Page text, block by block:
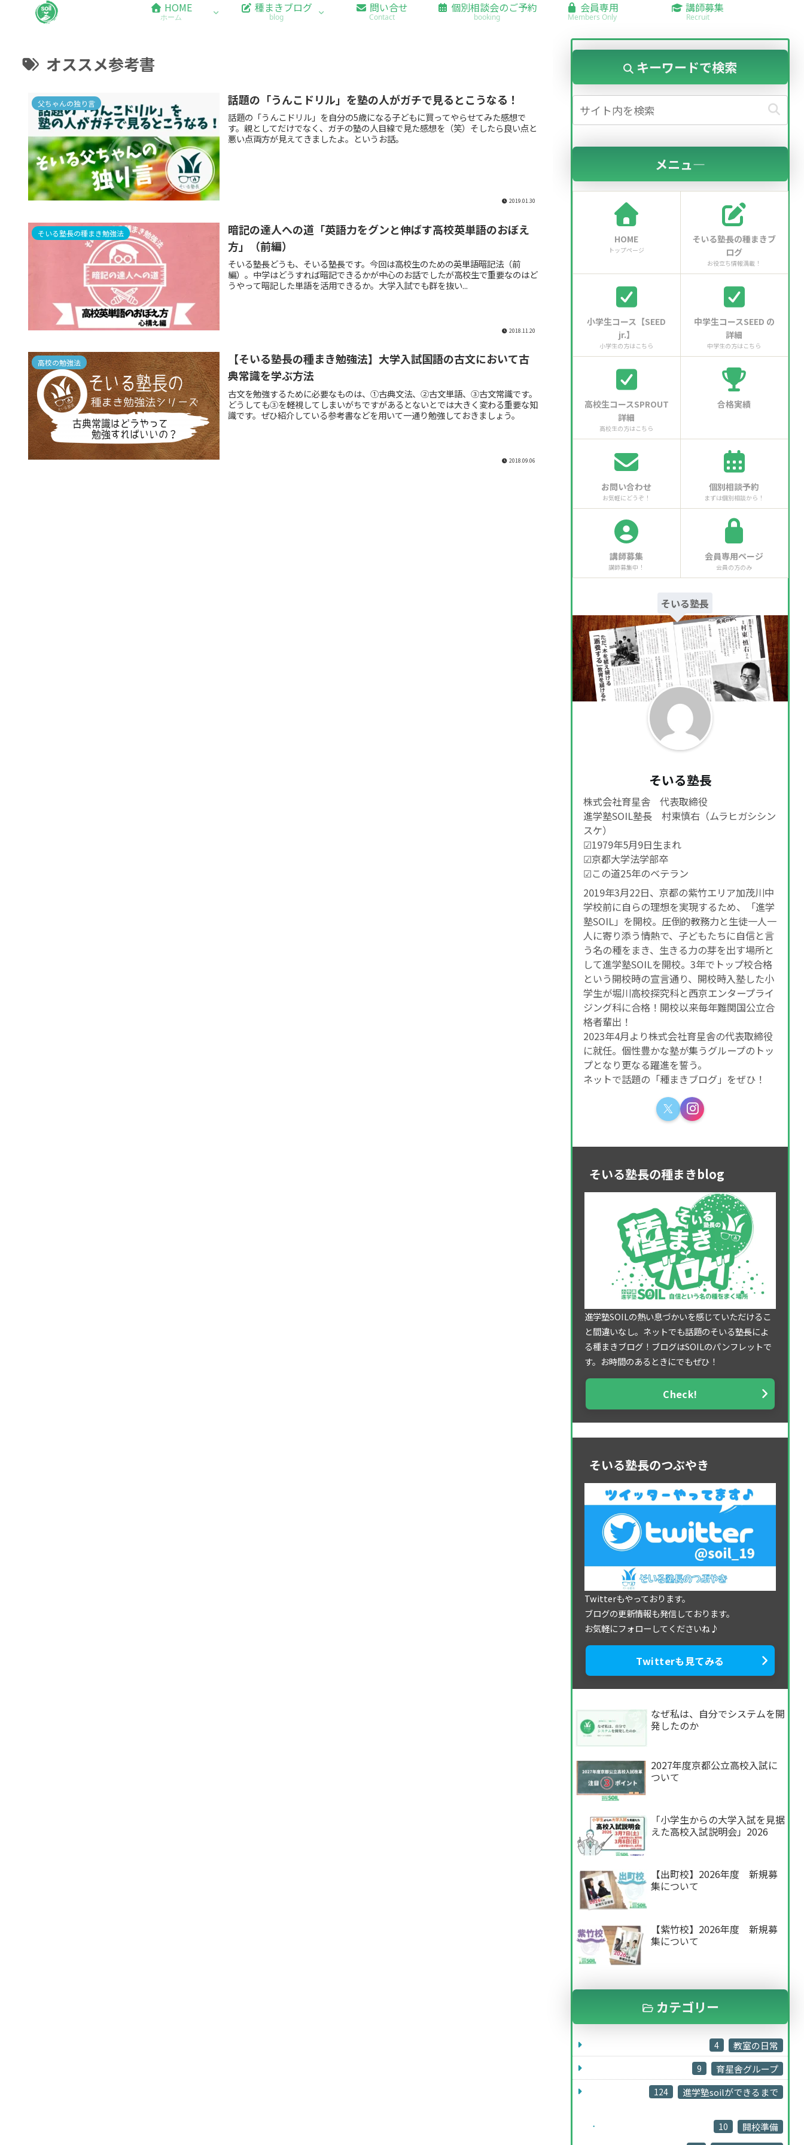
HOME
ホーム
種まきブログ
blog
問い合せ
Contact
個別相談会のご予約
booking
会員専用
Members Only
講師募集
Recruit
オススメ参考書
父ちゃんの独り言 話題の「うんこドリル」を塾の人がガチで見るとこうなる！
話題の「うんこドリル」を自分の5歳になる子どもに買ってやらせてみた感想で
す。親としてだけでなく、ガチの塾の人目線で見た感想を（笑）そしたら良い点と
悪い点両方が見えてきましたよ。というお話。
2019.01.30
そいる塾長の種まき勉強法
暗記の達人への道「英語力をグンと伸ばす高校英単語のおぼえ
方」（前編）
そいる塾長どうも、そいる塾長です。今回は高校生のための英単語暗記法（前
編）。中学はどうすれば暗記できるかが中心のお話でしたが高校生で重要なのはど
うやって暗記した単語を活用できるか。大学入試でも群を抜い...
2018.11.20
高校の勉強法
【そいる塾長の種まき勉強法】大学入試国語の古文において古
典常識を学ぶ方法
古文を勉強するために必要なものは、①古典文法、②古文単語、③古文常識です。
どうしても③を軽視してしまいがちですがあるとないとでは大きく変わる重要な知
識です。ぜひ紹介している参考書などを用いて一通り勉強しておきましょう。
2018.09.06
キーワードで検索
メニュ―
HOME
トップページ
そいる塾長の種まきブ
ログ
お役立ち情報満載！
小学生コース【SEED
jr.】
小学生の方はこちら
中学生コースSEED の
詳細
中学生の方はこちら
高校生コースSPROUT
詳細
高校生の方はこちら
合格実績
お問い合わせ
お気軽にどうぞ！
個別相談予約
まずは個別相談から！
講師募集
講師募集中！
会員専用ページ
会員の方のみ
そいる塾長
そいる塾長
株式会社育星舎 代表取締役
進学塾SOIL塾長 村東慎右（ムラヒガシシン
スケ）
☑1979年5月9日生まれ
☑京都大学法学部卒
☑この道25年のベテラン
2019年3月22日、京都の紫竹エリア加茂川中
学校前に自らの理想を実現するため、「進学
塾SOIL」を開校。圧倒的教務力と生徒一人一
人に寄り添う情熱で、子どもたちに自信と言
う名の種をまき、生きる力の芽を出す場所と
して進学塾SOILを開校。3年でトップ校合格
という開校時の宣言通り、開校時入塾した小
学生が堀川高校探究科と西京エンタープライ
ジング科に合格！開校以来毎年難関国公立合
格者輩出！
2023年4月より株式会社育星舎の代表取締役
に就任。個性豊かな塾が集うグループのトッ
プとなり更なる躍進を誓う。
ネットで話題の「種まきブログ」をぜひ！
そいる塾長の種まきblog
進学塾SOILの熱い息づかいを感じていただけるこ
と間違いなし。ネットでも話題のそいる塾長によ
る種まきブログ！ブログはSOILのパンフレットで
す。お時間のあるときにでもぜひ！
Check!
そいる塾長のつぶやき
Twitterもやっております。
ブログの更新情報も発信しております。
お気軽にフォローしてくださいね♪
Twitterも見てみる
なぜ私は、自分でシステムを開
発したのか
2027年度京都公立高校入試に
ついて
「小学生からの大学入試を見据
えた高校入試説明会」2026
【出町校】2026年度 新規募
集について
【紫竹校】2026年度 新規募
集について
カテゴリー
教室の日常
4
育星舎グループ
9
進学塾soilができるまで
124
開校準備
10